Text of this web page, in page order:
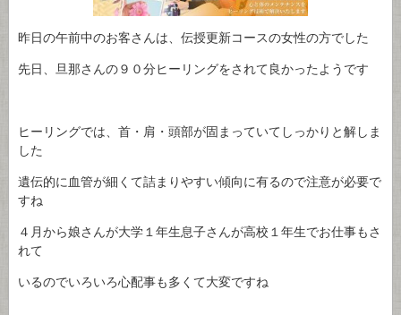
昨日の午前中のお客さんは、伝授更新コースの女性の方でした
先日、旦那さんの９０分ヒーリングをされて良かったようです
ヒーリングでは、首・肩・頭部が固まっていてしっかりと解しま
した
遺伝的に血管が細くて詰まりやすい傾向に有るので注意が必要で
すね
４月から娘さんが大学１年生息子さんが高校１年生でお仕事もさ
れて
いるのでいろいろ心配事も多くて大変ですね